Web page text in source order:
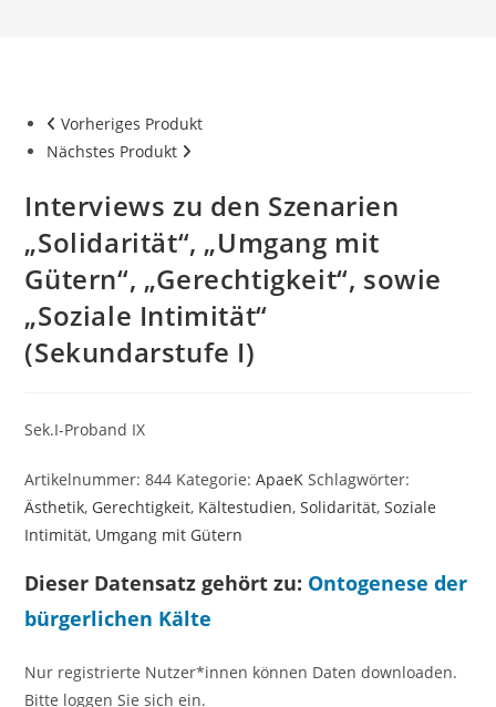
Vorheriges Produkt
Nächstes Produkt
Interviews zu den Szenarien
„Solidarität“, „Umgang mit
Gütern“, „Gerechtigkeit“, sowie
„Soziale Intimität“
(Sekundarstufe I)
Sek.I-Proband IX
Artikelnummer:844 Kategorie:ApaeK Schlagwörter:
Ästhetik, Gerechtigkeit, Kältestudien,Solidarität,Soziale
Intimität, Umgang mit Gütern
Dieser Datensatz gehört zu: Ontogenese der
bürgerlichen Kälte
Nur registrierte Nutzer*innen können Daten downloaden.
Bitte loggen Sie sich ein.